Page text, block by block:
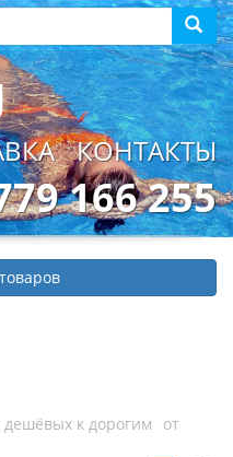
КОНТАКТЫ
166 255
дешёвых к дорогим
от